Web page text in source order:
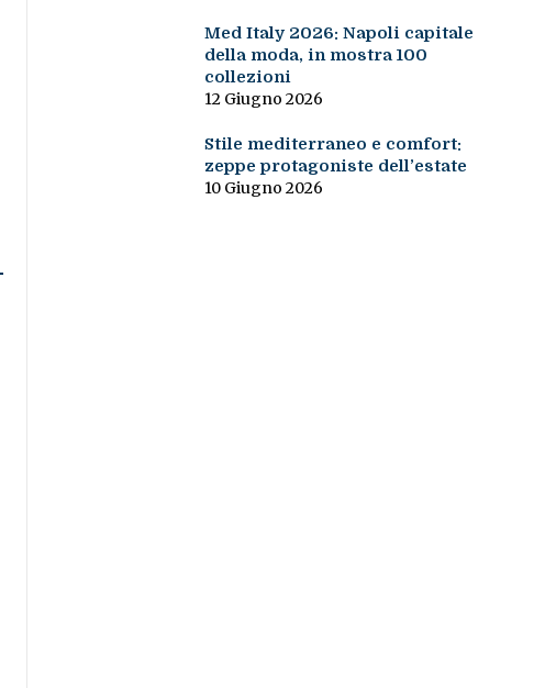
Med Italy 2026: Napoli capitale
della moda, in mostra 100
collezioni
12 Giugno 2026
Stile mediterraneo e comfort:
zeppe protagoniste dell’estate
10 Giugno 2026